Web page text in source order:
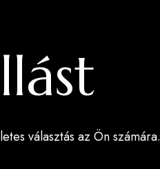
választás az Ön számára.